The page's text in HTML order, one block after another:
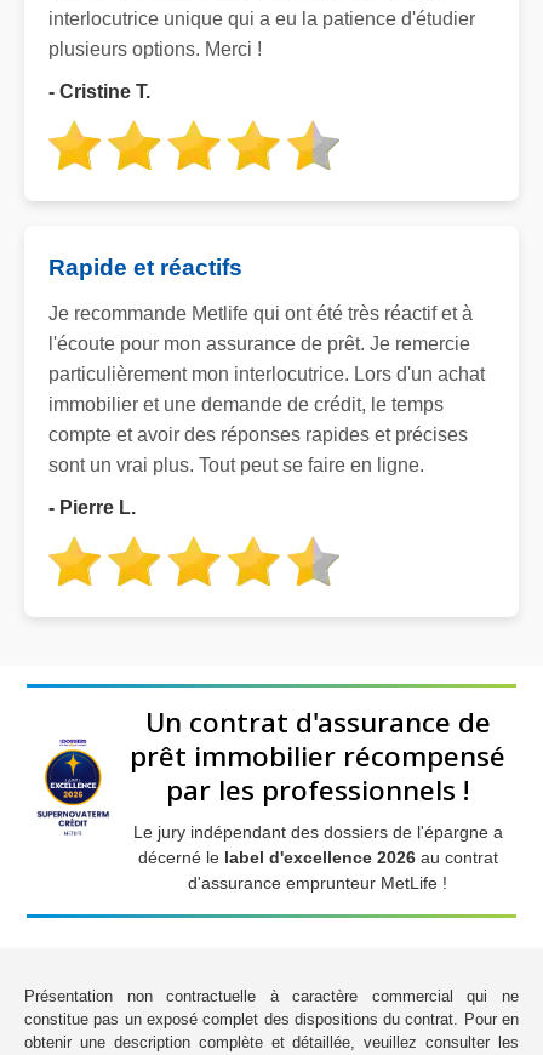
interlocutrice unique qui a eu la patience d'étudier
plusieurs options. Merci !
- Cristine T.
Rapide et réactifs
Je recommande Metlife qui ont été très réactif et à
l'écoute pour mon assurance de prêt. Je remercie
particulièrement mon interlocutrice. Lors d'un achat
immobilier et une demande de crédit, le temps
compte et avoir des réponses rapides et précises
sont un vrai plus. Tout peut se faire en ligne.
- Pierre L.
Un contrat d'assurance de
prêt immobilier récompensé
par les professionnels !
Le jury indépendant des dossiers de l'épargne a
décerné le label d'excellence 2026au contrat
d'assurance emprunteur MetLife !
Présentation non contractuelle à caractère commercial qui ne
constitue pas un exposé complet des dispositions du contrat. Pour en
obtenir une description complète et détaillée, veuillez consulter les